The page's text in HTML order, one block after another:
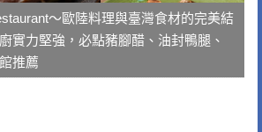
～歐陸料理與臺灣食材的完美結
實力堅強，必點豬腳醋、油封鴨腿、
推薦